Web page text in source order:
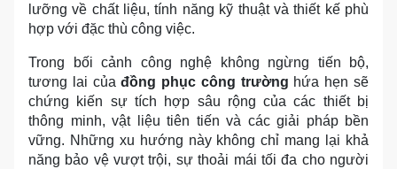
lưỡng về chất liệu, tính năng kỹ thuật và thiết kế phù
hợp với đặc thù công việc.
Trong bối cảnh công nghệ không ngừng tiến bộ,
tương lai củađồng phục công trường hứa hẹn sẽ
chứng kiến sự tích hợp sâu rộng của các thiết bị
thông minh, vật liệu tiên tiến và các giải pháp bền
vững. Những xu hướng này không chỉ mang lại khả
năng bảo vệ vượt trội, sự thoải mái tối đa cho người